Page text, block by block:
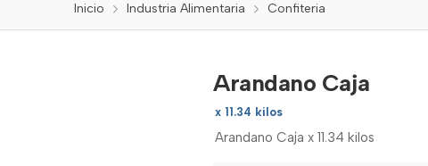
Inicio Industria Alimentaria Confiteria
Arandano Caja
x 11.34 kilos
Arandano Caja x 11.34 kilos